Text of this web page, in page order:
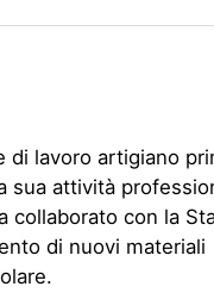
di lavoro artigiano
sua attività
collaborato con la
di nuovi materiali